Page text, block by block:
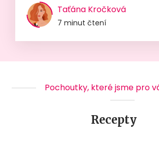
Taťána Kročková
7 minut čtení
Pochoutky, které jsme pro
Recepty